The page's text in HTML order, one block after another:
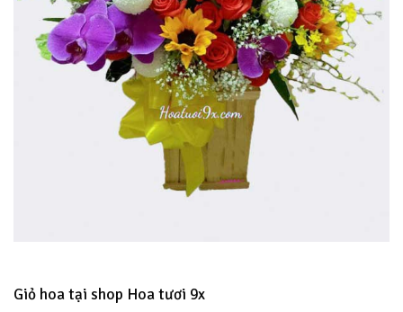
Giỏ hoa tại shop Hoa tươi 9x